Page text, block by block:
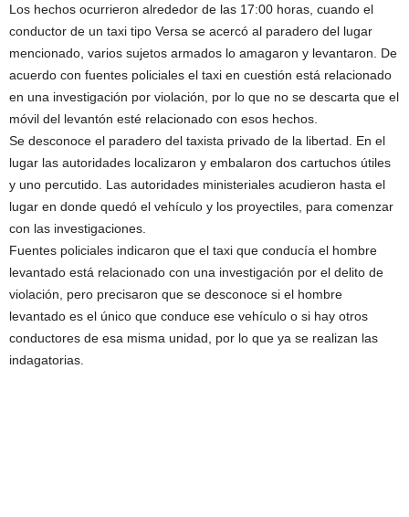
Los hechos ocurrieron alrededor de las 17:00 horas, cuando el
conductor de un taxi tipo Versa se acercó al paradero del lugar
mencionado, varios sujetos armados lo amagaron y levantaron. De
acuerdo con fuentes policiales el taxi en cuestión está relacionado
en una investigación por violación, por lo que no se descarta que el
móvil del levantón esté relacionado con esos hechos.
Se desconoce el paradero del taxista privado de la libertad. En el
lugar las autoridades localizaron y embalaron dos cartuchos útiles
y uno percutido. Las autoridades ministeriales acudieron hasta el
lugar en donde quedó el vehículo y los proyectiles, para comenzar
con las investigaciones.
Fuentes policiales indicaron que el taxi que conducía el hombre
levantado está relacionado con una investigación por el delito de
violación, pero precisaron que se desconoce si el hombre
levantado es el único que conduce ese vehículo o si hay otros
conductores de esa misma unidad, por lo que ya se realizan las
indagatorias.